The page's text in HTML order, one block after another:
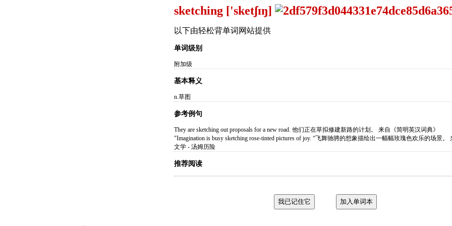
sketching ['sketʃɪŋ]
以下由轻松背单词网站提供
单词级别
附加级
基本释义
n.草图
参考例句
They are sketching out proposals for a new road. 他们正在草拟修建新路的计划。 来自《简明英汉词典》
"Imagination is busy sketching rose-tinted pictures of joy. “飞舞驰骋的想象描绘出一幅幅玫瑰色欢乐的场景。
文学 - 汤姆历险
推荐阅读